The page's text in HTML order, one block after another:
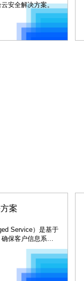
安全解决方案。
案
Service）是基于
保客户信息系统